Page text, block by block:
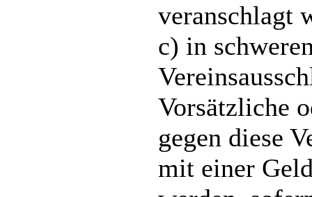
veranschlagt
c) in
Vorsätzliche
gegen diese
mit einer